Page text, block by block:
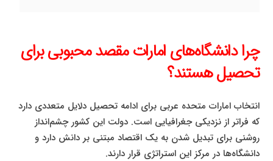
چرا دانشگاه‌های امارات مقصد محبوبی برای
تحصیل هستند؟
انتخاب امارات متحده عربی برای ادامه تحصیل دلایل متعددی دارد
که فراتر از نزدیکی جغرافیایی است. دولت این کشور چشم‌انداز
روشنی برای تبدیل شدن به یک اقتصاد مبتنی بر دانش دارد و
دانشگاه‌ها در مرکز این استراتژی قرار دارند.